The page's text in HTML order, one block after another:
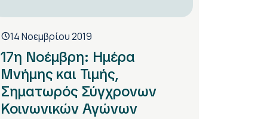
14 Νοεμβρίου 2019
17η Νοέμβρη: Ημέρα
Μνήμης και Τιμής,
Σηματωρός Σύγχρονων
Κοινωνικών Αγώνων